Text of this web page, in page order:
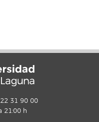
31 90 00
21:00 h